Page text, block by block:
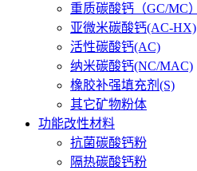
重质碳酸钙（GC/MC）
亚微米碳酸钙(AC-HX)
活性碳酸钙(AC)
纳米碳酸钙(NC/MAC)
橡胶补强填充剂(S)
其它矿物粉体
功能改性材料
抗菌碳酸钙粉
隔热碳酸钙粉